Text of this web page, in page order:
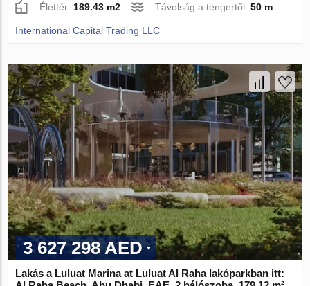
Élettér: 189.43 m2 Távolság a tengertől:50 m
International Capital Trading LLC
3 627 298 AED
Lakás a Luluat Marina at Luluat Al Raha lakóparkban itt: